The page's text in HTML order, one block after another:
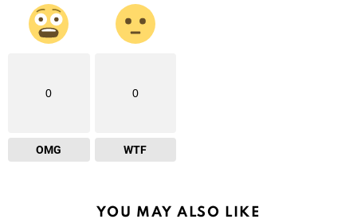
0
OMG
0
WTF
YOU MAY ALSO LIKE